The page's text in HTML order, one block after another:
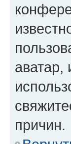
аватар,
причин.